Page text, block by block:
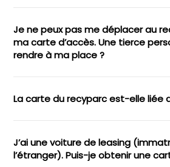
Je ne peux pas me déplacer au
ma carte d’accès. Une tierce
rendre à ma place ?
La carte du recyparc est-elle liée
J’ai une voiture de leasing
l’étranger). Puis-je obtenir une